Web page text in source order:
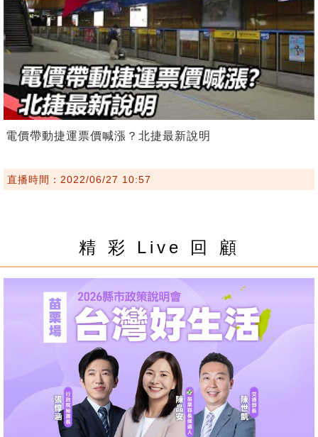
電價帶動捷運票價喊漲？北捷最新說明
直播時間：2022/06/27 10:57
精 彩 Live 回 顧